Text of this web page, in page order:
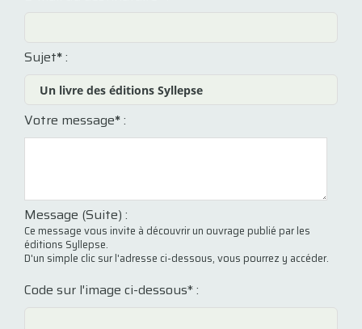
Sujet*:
Votre message*:
Message (Suite) :
Ce message vous invite à découvrir un ouvrage publié par les
éditions Syllepse.
D'un simple clic sur l'adresse ci-dessous, vous pourrez y accéder.
Code sur l'image ci-dessous* :